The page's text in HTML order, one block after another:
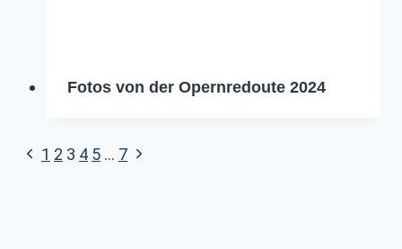
Fotos von der Opernredoute 2024
Seitennavigation
Vorherige
1 2 3 4 5 … 7 Nächste